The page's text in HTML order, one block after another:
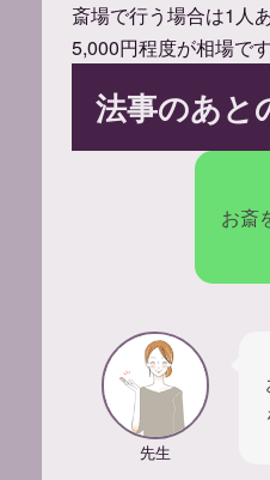
斎場で行う場合は1人
5,000円程度が相場です
法事のあと
お斎
先生